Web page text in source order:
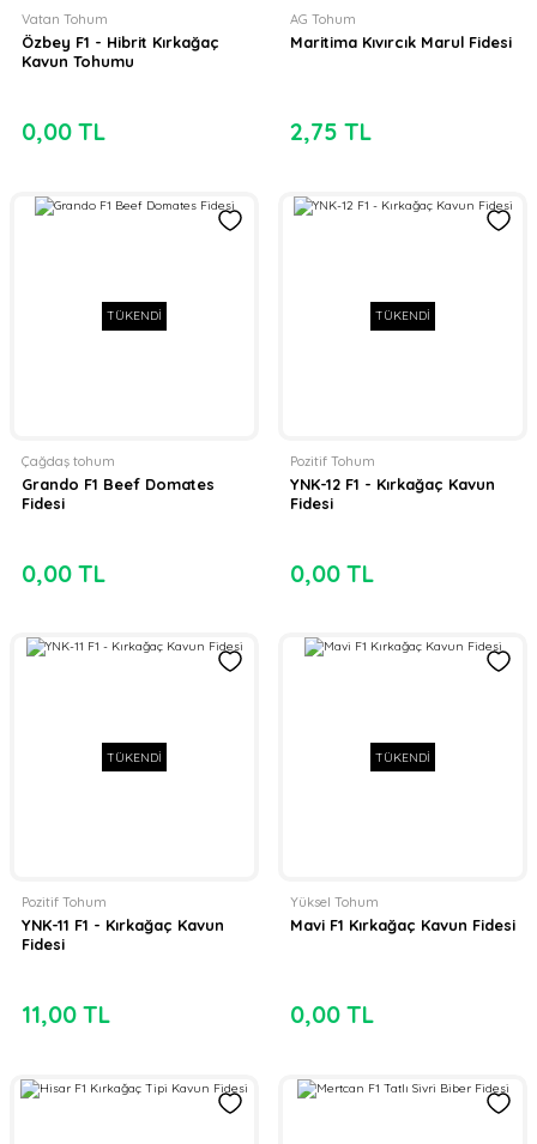
Vatan Tohum
Özbey F1 - Hibrit Kırkağaç
Kavun Tohumu
0,00 TL
AG Tohum
Maritima Kıvırcık Marul Fidesi
2,75 TL
TÜKENDİ
Çağdaş tohum
Grando F1 Beef Domates
Fidesi
0,00 TL
TÜKENDİ
Pozitif Tohum
YNK-12 F1 - Kırkağaç Kavun
Fidesi
0,00 TL
TÜKENDİ
Pozitif Tohum
YNK-11 F1 - Kırkağaç Kavun
Fidesi
11,00 TL
TÜKENDİ
Yüksel Tohum
Mavi F1 Kırkağaç Kavun Fidesi
0,00 TL